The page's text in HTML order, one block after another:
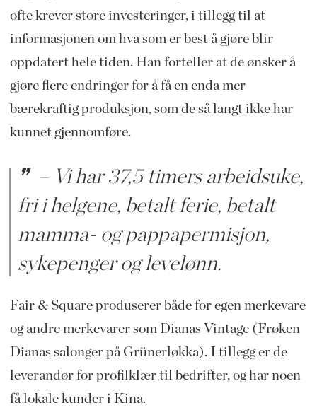
ofte krever store investeringer, i tillegg til at
informasjonen om hva som er best å gjøre blir
oppdatert hele tiden. Han forteller at de ønsker å
gjøre flere endringer for å få en enda mer
bærekraftig produksjon, som de så langt ikke har
kunnet gjennomføre.
– Vi har 37,5 timers arbeidsuke,
fri i helgene, betalt ferie, betalt
mamma- og pappapermisjon,
sykepenger og levelønn.
Fair & Square produserer både for egen merkevare
og andre merkevarer som Dianas Vintage (Frøken
Dianas salonger på Grüner­løkka). I tillegg er de
leverandør for profilklær til bedrifter, og har noen
få lokale kunder i Kina.